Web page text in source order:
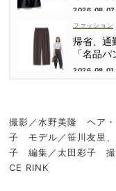
2026.08.07
ファッション
帰省、通
「名品
2026.08.01
撮影／水野美隆 ヘア
子 モデル／笹川友里
子 編集／太田彩子 撮
CE RINK